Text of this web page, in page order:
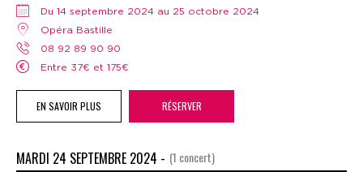
Du 14 septembre 2024 au 25 octobre 2024
Opéra Bastille
08 92 89 90 90
Entre 37€ et 175€
EN SAVOIR PLUS RÉSERVER
MARDI 24 SEPTEMBRE 2024 - (1 concert)